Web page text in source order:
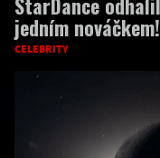
jedním nováčkem!
CELEBRITY